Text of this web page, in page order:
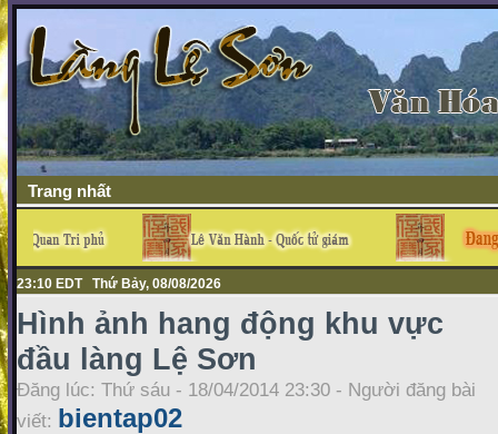
Trang nhất
23:10 EDT Thứ Bảy, 08/08/2026
Hình ảnh hang động khu vực
đầu làng Lệ Sơn
Đăng lúc: Thứ sáu - 18/04/2014 23:30 - Người đăng bài
viết: bientap02